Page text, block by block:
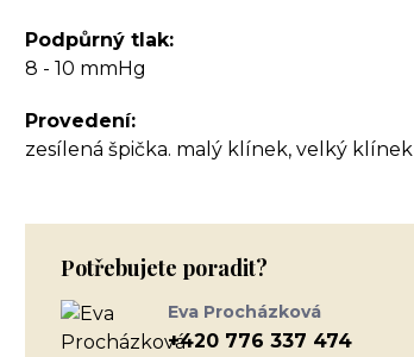
Podpůrný tlak
8 - 10 mmHg
Provedení
zesílená špička. malý klínek, velký klínek
Potřebujete poradit?
Eva Procházková
+420 776 337 474